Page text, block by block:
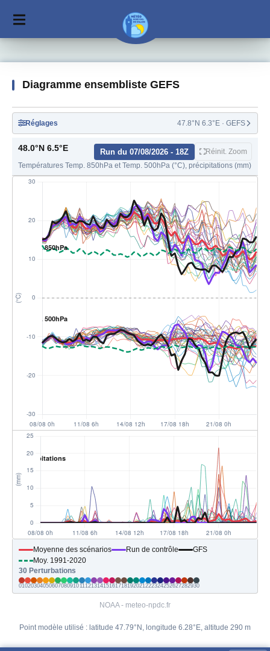
Diagramme ensembliste GEFS
Réglages 47.8°N 6.3°E · GEFS
48.0°N 6.5°E
Températures Temp. 850hPa et Temp. 500hPa (°C), précipitations (mm)
Run du 07/08/2026 - 18Z Réinit. Zoom
Moyenne des scénarios Run de contrôle
GFS
Moy. 1991-2020
30 Perturbations
010203040506070809101112131415161718192021222324252627282930
NOAA - meteo-npdc.fr
Point modèle utilisé : latitude 47.79°N, longitude 6.28°E, altitude 290 m